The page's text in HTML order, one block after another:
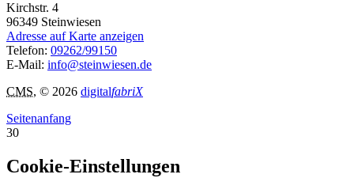
Kirchstr. 4
96349 Steinwiesen
Adresse auf Karte anzeigen
Telefon: 09262/99150
E-Mail: info@steinwiesen.de
CMS, © 2026 digitalfabriX
Seitenanfang
30
Cookie-Einstellungen